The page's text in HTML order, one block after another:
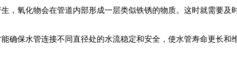
，氧化物会在管道内部形成一层类似铁锈的物质。这时就需要及
保水管连接不同直径处的水流稳定和安全，使水管寿命更长和